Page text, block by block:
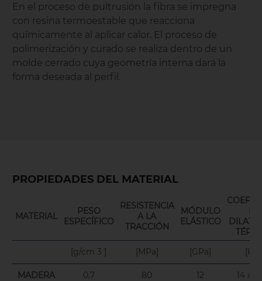
En el proceso de pultrusión la fibra se impregna
con resina termoestable que reacciona
químicamente al aplicar calor. El proceso de
polimerización y curado se realiza dentro de un
molde cerrado cuya geometría interna dará la
forma deseada al perfil.
PROPIEDADES DEL MATERIAL
MATERIAL
PESO
ESPECÍFICO
RESISTENCIA
A LA
TRACCIÓN
MÓDULO
ELÁSTICO
[g/cm 3 ]
[MPa] [GPa] [K -
MADERA 0.7 80 12 14 x